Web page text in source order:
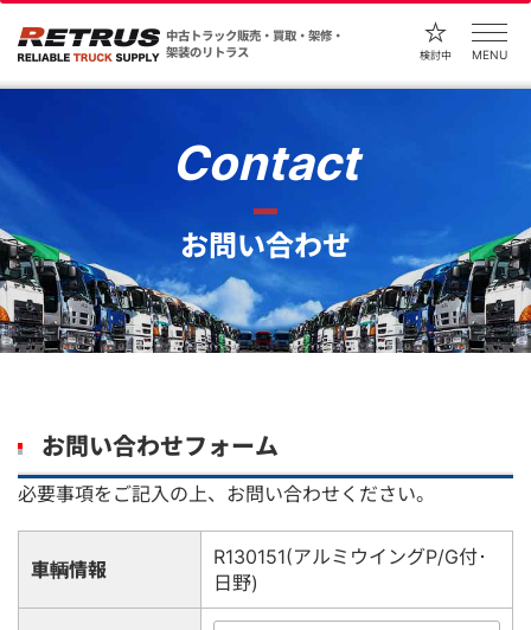
中古トラック販売・買取・架修・
架装のリトラス
検討中 MENU
Contact
お問い合わせ
お問い合わせフォーム
必要事項をご記入の上、お問い合わせください。
車輌情報
R130151(アルミウイングP/G付･
日野)